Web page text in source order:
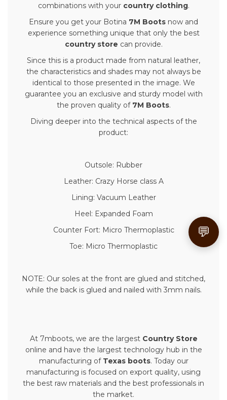
combinations with your country clothing.
Ensure you get your Botina 7M Boots now and
experience something unique that only the best
country store can provide.
Since this is a product made from natural leather,
the characteristics and shades may not always be
identical to those presented in the image. We
guarantee you an exclusive and sturdy model with
the proven quality of 7M Boots.
Diving deeper into the technical aspects of the
product:
Outsole: Rubber
Leather: Crazy Horse class A
Lining: Vacuum Leather
Heel: Expanded Foam
Counter Fort: Micro Thermoplastic
Toe: Micro Thermoplastic
NOTE: Our soles at the front are glued and stitched,
while the back is glued and nailed with 3mm nails.
At 7mboots, we are the largest Country Store
online and have the largest technology hub in the
manufacturing of Texas boots. Today our
manufacturing is focused on export quality, using
the best raw materials and the best professionals in
the market.
💬